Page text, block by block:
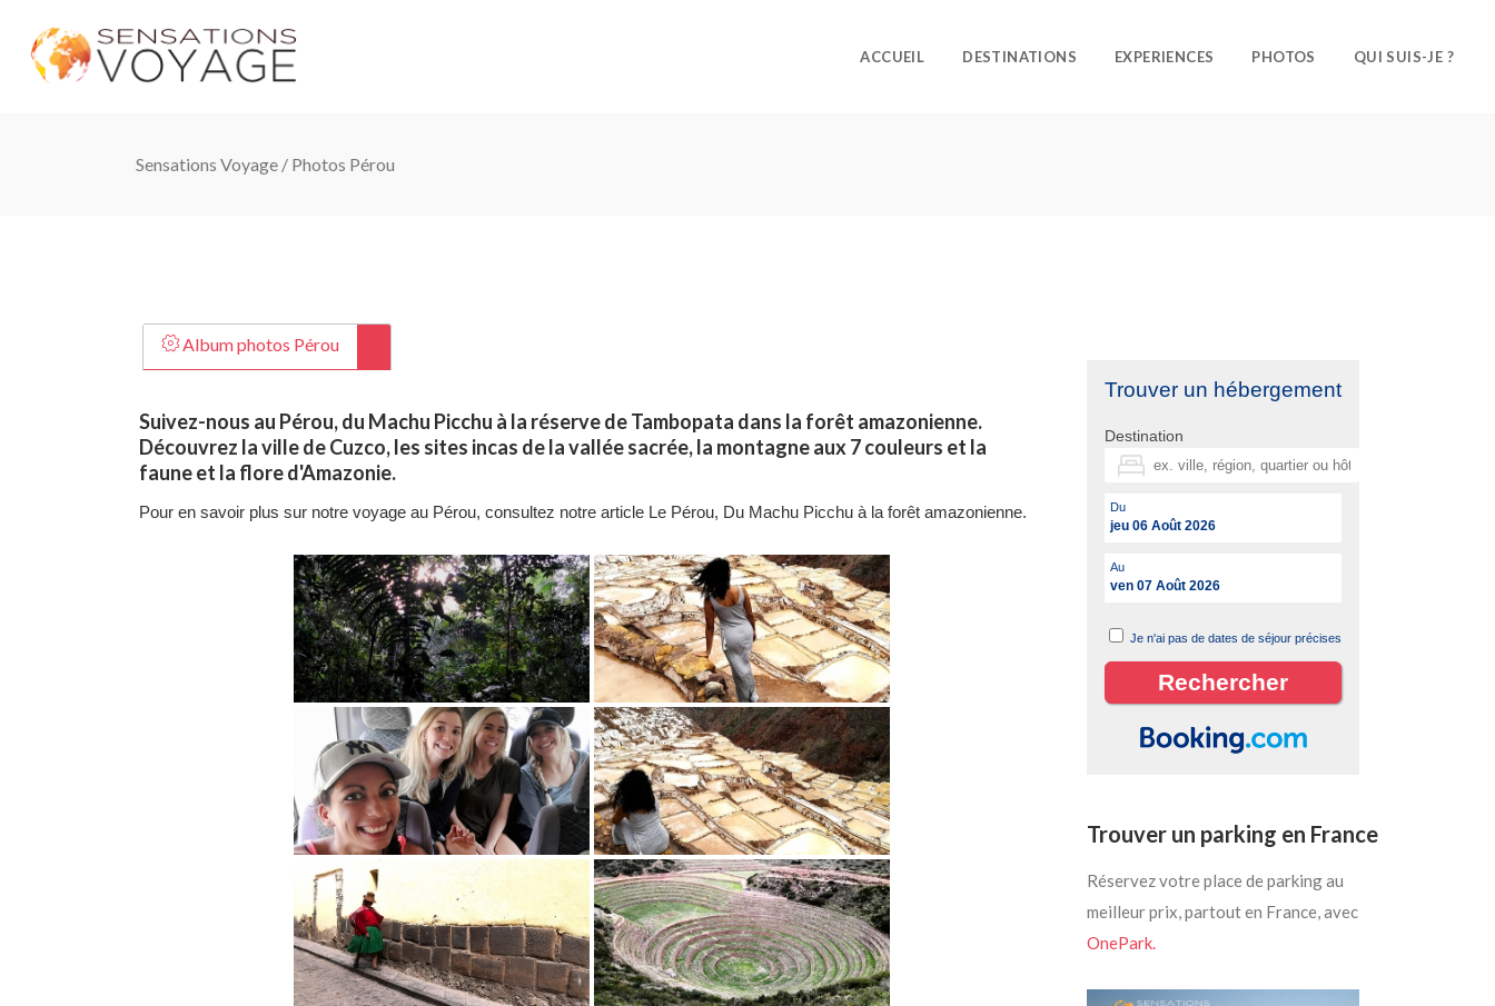
ACCUEIL DESTINATIONS EXPERIENCES PHOTOS QUI SUIS-JE ?
Sensations Voyage / Photos Pérou
Album photos Pérou
Suivez-nous au Pérou, du Machu Picchu à la réserve de Tambopata dans la forêt amazonienne.
Découvrez la ville de Cuzco, les sites incas de la vallée sacrée, la montagne aux 7 couleurs et la
faune et la flore d'Amazonie.
Pour en savoir plus sur notre voyage au Pérou, consultez notre article Le Pérou, Du Machu Picchu à la forêt amazonienne.
Trouver un hébergement
Destination
Du
jeu 06 Août 2026
Au
ven 07 Août 2026
Je n'ai pas de dates de séjour précises
Trouver un parking en France
Réservez votre place de parking au
meilleur prix, partout en France, avec
OnePark.